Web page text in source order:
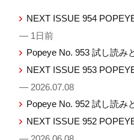
NEXT ISSUE 954
— 1日前
Popeye No. 953 試し読み
NEXT ISSUE 953
— 2026.07.08
Popeye No. 952 試し読み
NEXT ISSUE 952